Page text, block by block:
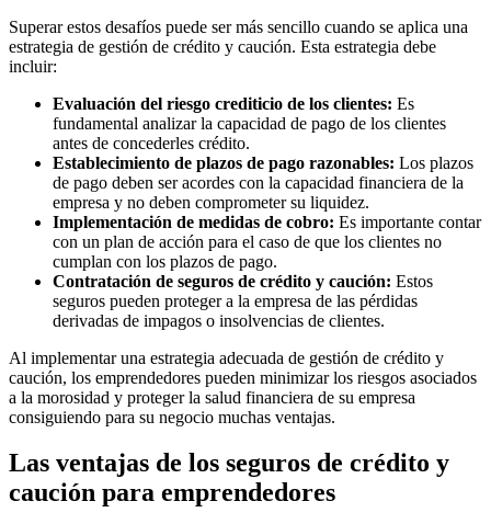
Superar estos desafíos puede ser más sencillo cuando se aplica una
estrategia de gestión de crédito y caución. Esta estrategia debe
incluir:
Evaluación del riesgo crediticio de los clientes: Es
fundamental analizar la capacidad de pago de los clientes
antes de concederles crédito.
Establecimiento de plazos de pago razonables: Los plazos
de pago deben ser acordes con la capacidad financiera de la
empresa y no deben comprometer su liquidez.
Implementación de medidas de cobro: Es importante contar
con un plan de acción para el caso de que los clientes no
cumplan con los plazos de pago.
Contratación de seguros de crédito y caución: Estos
seguros pueden proteger a la empresa de las pérdidas
derivadas de impagos o insolvencias de clientes.
Al implementar una estrategia adecuada de gestión de crédito y
caución, los emprendedores pueden minimizar los riesgos asociados
a la morosidad y proteger la salud financiera de su empresa
consiguiendo para su negocio muchas ventajas.
Las ventajas de los seguros de crédito y
caución para emprendedores